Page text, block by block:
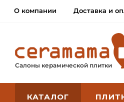
О компании Доставка и
Салоны керамической плитки
КАТАЛОГ